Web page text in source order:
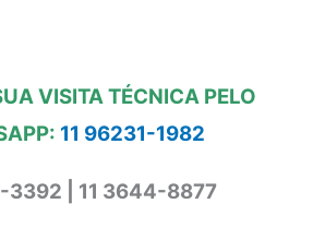
VISITA TÉCNICA PELO
11 96231-1982
3392 | 11 3644-8877